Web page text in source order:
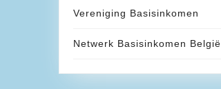
Vereniging Basisinkomen
Netwerk Basisinkomen België